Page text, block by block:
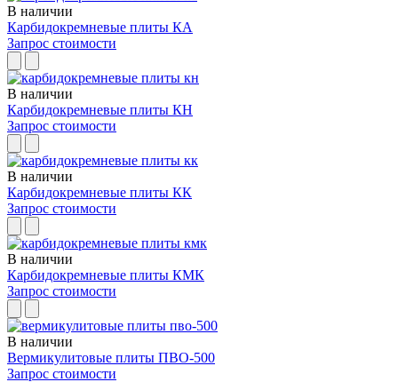
В наличии
Карбидокремневые плиты КА
Запрос стоимости
В наличии
Карбидокремневые плиты КН
Запрос стоимости
В наличии
Карбидокремневые плиты КК
Запрос стоимости
В наличии
Карбидокремневые плиты КМК
Запрос стоимости
В наличии
Вермикулитовые плиты ПВО-500
Запрос стоимости